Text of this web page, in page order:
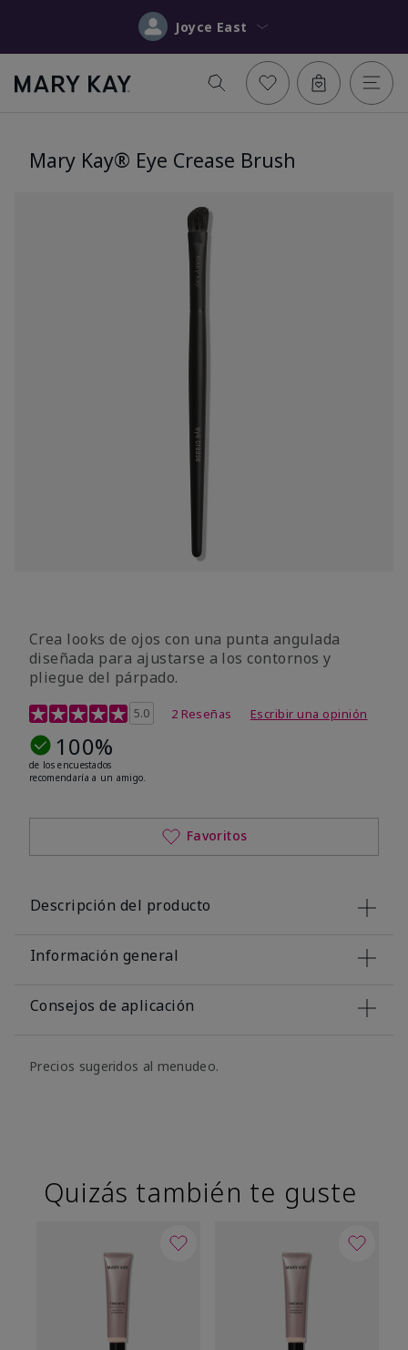
Joyce East
Mary Kay® Eye Crease Brush
Crea looks de ojos con una punta angulada
diseñada para ajustarse a los contornos y
pliegue del párpado.
Calificación de clientes de 3,1 de 5
5.0 2 Reseñas Escribir una opinión
100%
de los encuestados
recomendaría a un amigo.
Favoritos
Descripción del producto
Información general
Consejos de aplicación
Precios sugeridos al menudeo.
Quizás también te guste